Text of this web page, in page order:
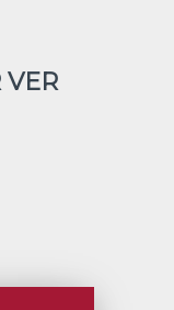
VER